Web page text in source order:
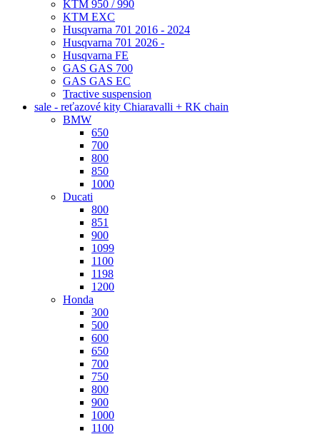
KTM 950 / 990
KTM EXC
Husqvarna 701 2016 - 2024
Husqvarna 701 2026 -
Husqvarna FE
GAS GAS 700
GAS GAS EC
Tractive suspension
sale - reťazové kity Chiaravalli + RK chain
BMW
650
700
800
850
1000
Ducati
800
851
900
1099
1100
1198
1200
Honda
300
500
600
650
700
750
800
900
1000
1100